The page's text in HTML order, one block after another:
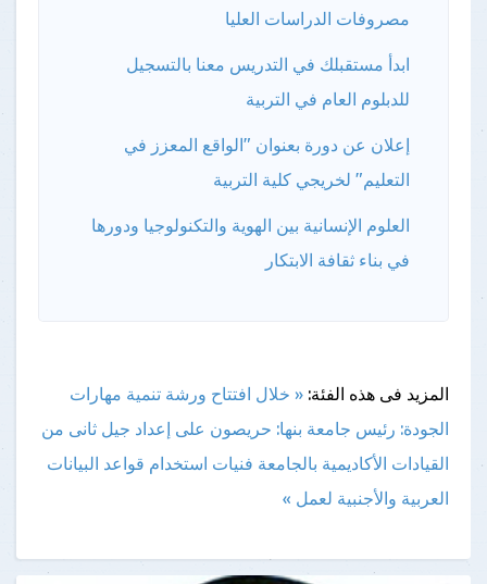
مصروفات الدراسات العليا
ابدأ مستقبلك في التدريس معنا بالتسجيل
للدبلوم العام في التربية
إعلان عن دورة بعنوان "الواقع المعزز في
التعليم" لخريجي كلية التربية
العلوم الإنسانية بين الهوية والتكنولوجيا ودورها
في بناء ثقافة الابتكار
المزيد فى هذه الفئة: « خلال افتتاح ورشة تنمية مهارات
الجودة: رئيس جامعة بنها: حريصون على إعداد جيل ثانى من
القيادات الأكاديمية بالجامعة فنيات استخدام قواعد البيانات
العربية والأجنبية لعمل »